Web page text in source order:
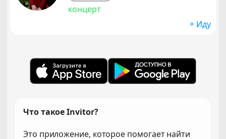
концерт
+ Иду
Что такое Invitor?
Это приложение, которое помогает найти